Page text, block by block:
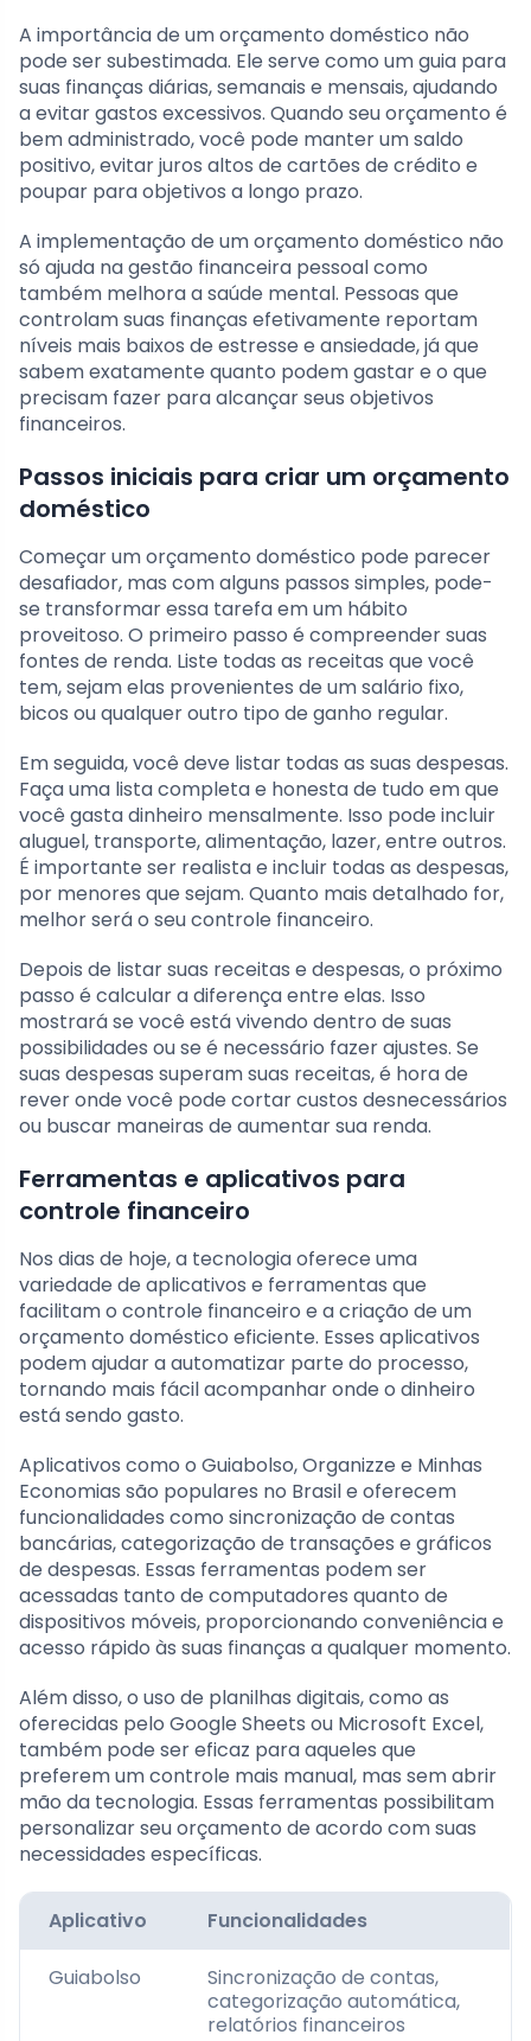
A importância de um orçamento doméstico não
pode ser subestimada. Ele serve como um guia para
suas finanças diárias, semanais e mensais, ajudando
a evitar gastos excessivos. Quando seu orçamento é
bem administrado, você pode manter um saldo
positivo, evitar juros altos de cartões de crédito e
poupar para objetivos a longo prazo.
A implementação de um orçamento doméstico não
só ajuda na gestão financeira pessoal como
também melhora a saúde mental. Pessoas que
controlam suas finanças efetivamente reportam
níveis mais baixos de estresse e ansiedade, já que
sabem exatamente quanto podem gastar e o que
precisam fazer para alcançar seus objetivos
financeiros.
Passos iniciais para criar um orçamento
doméstico
Começar um orçamento doméstico pode parecer
desafiador, mas com alguns passos simples, pode-
se transformar essa tarefa em um hábito
proveitoso. O primeiro passo é compreender suas
fontes de renda. Liste todas as receitas que você
tem, sejam elas provenientes de um salário fixo,
bicos ou qualquer outro tipo de ganho regular.
Em seguida, você deve listar todas as suas despesas.
Faça uma lista completa e honesta de tudo em que
você gasta dinheiro mensalmente. Isso pode incluir
aluguel, transporte, alimentação, lazer, entre outros.
É importante ser realista e incluir todas as despesas,
por menores que sejam. Quanto mais detalhado for,
melhor será o seu controle financeiro.
Depois de listar suas receitas e despesas, o próximo
passo é calcular a diferença entre elas. Isso
mostrará se você está vivendo dentro de suas
possibilidades ou se é necessário fazer ajustes. Se
suas despesas superam suas receitas, é hora de
rever onde você pode cortar custos desnecessários
ou buscar maneiras de aumentar sua renda.
Ferramentas e aplicativos para
controle financeiro
Nos dias de hoje, a tecnologia oferece uma
variedade de aplicativos e ferramentas que
facilitam o controle financeiro e a criação de um
orçamento doméstico eficiente. Esses aplicativos
podem ajudar a automatizar parte do processo,
tornando mais fácil acompanhar onde o dinheiro
está sendo gasto.
Aplicativos como o Guiabolso, Organizze e Minhas
Economias são populares no Brasil e oferecem
funcionalidades como sincronização de contas
bancárias, categorização de transações e gráficos
de despesas. Essas ferramentas podem ser
acessadas tanto de computadores quanto de
dispositivos móveis, proporcionando conveniência e
acesso rápido às suas finanças a qualquer momento.
Além disso, o uso de planilhas digitais, como as
oferecidas pelo Google Sheets ou Microsoft Excel,
também pode ser eficaz para aqueles que
preferem um controle mais manual, mas sem abrir
mão da tecnologia. Essas ferramentas possibilitam
personalizar seu orçamento de acordo com suas
necessidades específicas.
Aplicativo Funcionalidades
Guiabolso
Sincronização de contas,
categorização automática,
relatórios financeiros